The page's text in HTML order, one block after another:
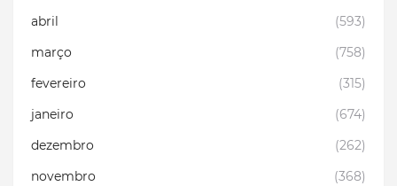
abril
(593)
março
(758)
fevereiro
(315)
janeiro
(674)
dezembro
(262)
novembro
(368)